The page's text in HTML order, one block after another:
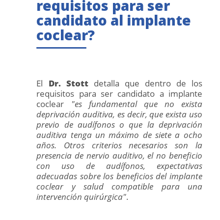
requisitos para ser
candidato al implante
coclear?
El Dr. Stottdetalla que dentro de los
requisitos para ser candidato a implante
coclear
"es fundamental que no exista
deprivación auditiva, es decir, que exista uso
previo de audífonos o que la deprivación
auditiva tenga un máximo de siete a ocho
años. Otros criterios necesarios son la
presencia de nervio auditivo, el no beneficio
con uso de audífonos, expectativas
adecuadas sobre los beneficios del implante
coclear y salud compatible para una
intervención quirúrgica".